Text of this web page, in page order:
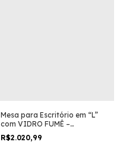
Mesa para Escritório em “L”
com VIDRO FUMÊ –
1,92X1,60M – Magazine Silva –
NOGAL SEVILHA/PRETO –
R$2.020,99